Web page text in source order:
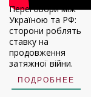
Переговори між
Україною та РФ:
сторони роблять
ставку на
продовження
затяжної війни.
ПОДРОБНЕЕ